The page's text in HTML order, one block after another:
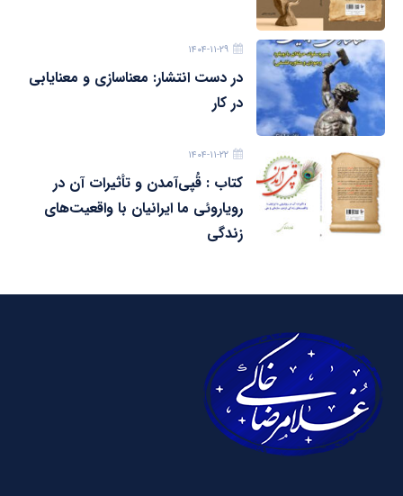
۱۴۰۴-۱۱-۲۹
در دست انتشار: معناسازی و معنایابی
در کار
۱۴۰۴-۱۱-۲۲
کتاب : قُپی‌آمدن و تأثیرات آن در
رویاروئی ما ایرانیان با واقعیت‌های
زندگی